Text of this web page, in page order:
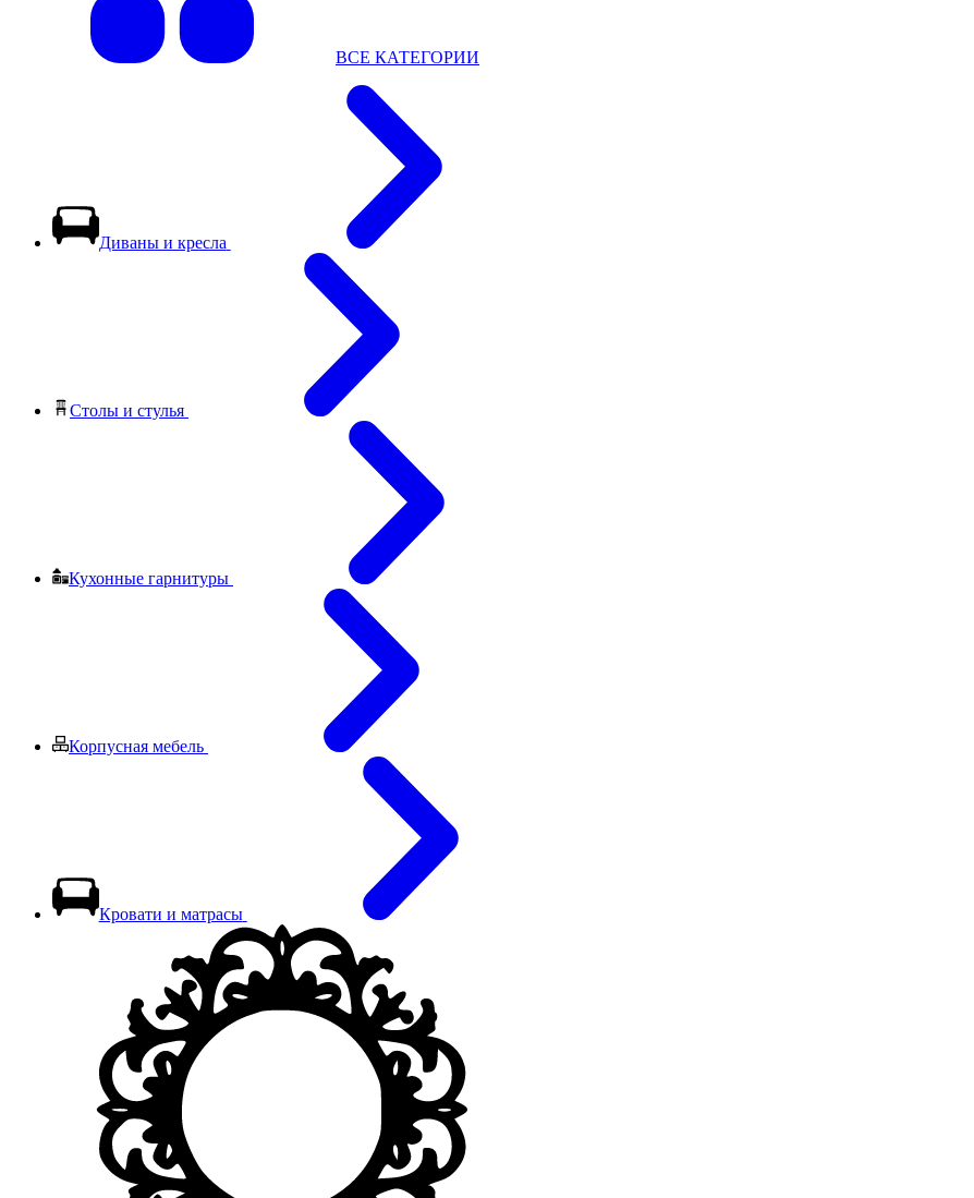
ВСЕ КАТЕГОРИИ
Диваны и кресла
Столы и стулья
Кухонные гарнитуры
Корпусная мебель
Кровати и матрасы